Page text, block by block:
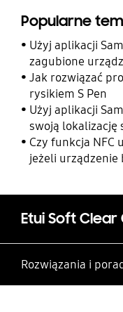
Popularne
Użyj aplikacji
zagubione
Jak rozwiązać
rysikiem S Pen
Użyj aplikacji
swoją lokalizację
rodzinie i innym
Czy funkcja NFC
jeżeli urządzenie
Rozwiązania i